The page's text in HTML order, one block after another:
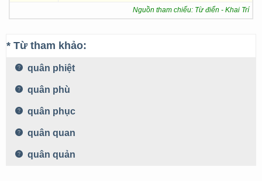
Nguồn tham chiếu: Từ điển - Khai Trí
* Từ tham khảo:
quân phiệt
quân phù
quân phục
quân quan
quân quản